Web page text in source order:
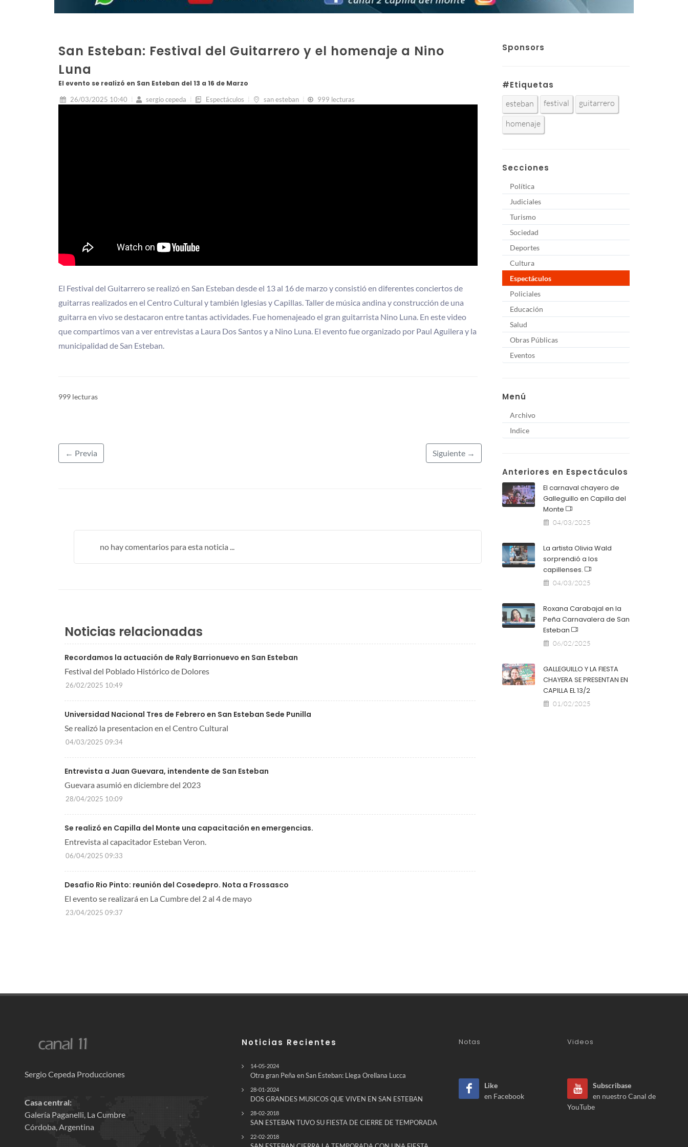
San Esteban: Festival del Guitarrero y el homenaje a Nino
Luna
El evento se realizó en San Esteban del 13 a 16 de Marzo
26/03/2025 10:40 sergio cepeda Espectáculos san esteban 999 lecturas
El Festival del Guitarrero se realizó en San Esteban desde el 13 al 16 de marzo y consistió en diferentes conciertos de
guitarras realizados en el Centro Cultural y también Iglesias y Capillas. Taller de música andina y construcción de una
guitarra en vivo se destacaron entre tantas actividades. Fue homenajeado el gran guitarrista Nino Luna. En este video
que compartimos van a ver entrevistas a Laura Dos Santos y a Nino Luna. El evento fue organizado por Paul Aguilera y la
municipalidad de San Esteban.
999 lecturas
← Previa Siguiente →
no hay comentarios para esta noticia ...
Noticias relacionadas
Recordamos la actuación de Raly Barrionuevo en San Esteban
Festival del Poblado Histórico de Dolores
26/02/2025 10:49
Universidad Nacional Tres de Febrero en San Esteban Sede Punilla
Se realizó la presentacion en el Centro Cultural
04/03/2025 09:34
Entrevista a Juan Guevara, intendente de San Esteban
Guevara asumió en diciembre del 2023
28/04/2025 10:09
Se realizó en Capilla del Monte una capacitación en emergencias.
Entrevista al capacitador Esteban Veron.
06/04/2025 09:33
Desafio Rio Pinto: reunión del Cosedepro. Nota a Frossasco
El evento se realizará en La Cumbre del 2 al 4 de mayo
23/04/2025 09:37
Sponsors
#Etiquetas
esteban festival
guitarrero
homenaje
Secciones
Política
Judiciales
Turismo
Sociedad
Deportes
Cultura
Espectáculos
Policiales
Educación
Salud
Obras Públicas
Eventos
Menú
Archivo
Indice
Anteriores en Espectáculos
El carnaval chayero de
Galleguillo en Capilla del
Monte
04/03/2025
La artista Olivia Wald
sorprendió a los
capillenses.
04/03/2025
Roxana Carabajal en la
Peña Carnavalera de San
Esteban
06/02/2025
GALLEGUILLO Y LA FIESTA
CHAYERA SE PRESENTAN EN
CAPILLA EL 13/2
01/02/2025
Sergio Cepeda Producciones
Casa central:
Galería Paganelli, La Cumbre
Córdoba, Argentina
Noticias Recientes
14-05-2024
Otra gran Peña en San Esteban: Llega Orellana Lucca
28-01-2024
DOS GRANDES MUSICOS QUE VIVEN EN SAN ESTEBAN
28-02-2018
SAN ESTEBAN TUVO SU FIESTA DE CIERRE DE TEMPORADA
22-02-2018
Notas Videos
Like
en Facebook
Subscribase
en nuestro Canal de
YouTube